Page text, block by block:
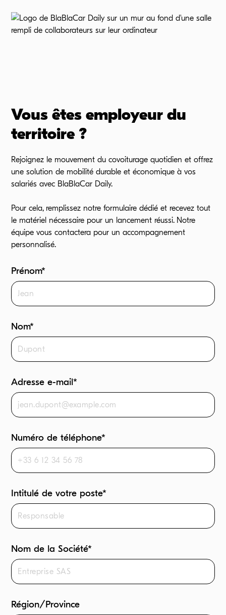
Vous êtes employeur du
territoire ?
Rejoignez le mouvement du covoiturage quotidien et offrez
une solution de mobilité durable et économique à vos
salariés avec BlaBlaCar Daily.
Pour cela, remplissez notre formulaire dédié et recevez tout
le matériel nécessaire pour un lancement réussi. Notre
équipe vous contactera pour un accompagnement
personnalisé.
Prénom*
Nom*
Adresse e-mail*
Numéro de téléphone*
Intitulé de votre poste*
Nom de la Société*
Région/Province